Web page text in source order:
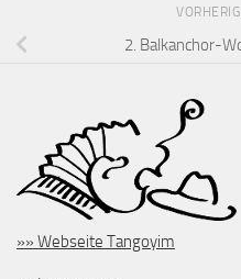
2. Balkanchor-
»» Webseite Tangoyim